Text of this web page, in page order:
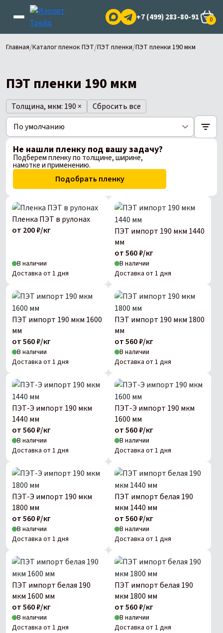
+7 (499) 283-80-91 0
Главная/Каталог пленок ПЭТ/ПЭТ пленки/ПЭТ пленки 190 мкм
ПЭТ пленки 190 мкм
Толщина, мкм: 190 × Сбросить все
Не нашли пленку под вашу задачу?
Подберем пленку по толщине, ширине,
намотке и применению.
Подобрать пленку
Пленка ПЭТ в рулонах
от 200 ₽/кг
В наличии
Доставка от 1 дня
ПЭТ импорт 190 мкм 1440
мм
от 560 ₽/кг
В наличии
Доставка от 1 дня
ПЭТ импорт 190 мкм 1600
мм
от 560 ₽/кг
В наличии
Доставка от 1 дня
ПЭТ импорт 190 мкм 1800
мм
от 560 ₽/кг
В наличии
Доставка от 1 дня
ПЭТ-Э импорт 190 мкм
1440 мм
от 560 ₽/кг
В наличии
Доставка от 1 дня
ПЭТ-Э импорт 190 мкм
1600 мм
от 560 ₽/кг
В наличии
Доставка от 1 дня
ПЭТ-Э импорт 190 мкм
1800 мм
от 560 ₽/кг
В наличии
Доставка от 1 дня
ПЭТ импорт белая 190
мкм 1440 мм
от 560 ₽/кг
В наличии
Доставка от 1 дня
ПЭТ импорт белая 190
мкм 1600 мм
от 560 ₽/кг
В наличии
Доставка от 1 дня
ПЭТ импорт белая 190
мкм 1800 мм
от 560 ₽/кг
В наличии
Доставка от 1 дня